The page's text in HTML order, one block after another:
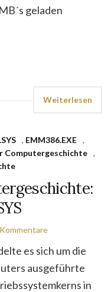
geladen
Weiterlesen
, EMM386.EXE
,
Computergeschichte
,
es sich um die
ausgeführte
in